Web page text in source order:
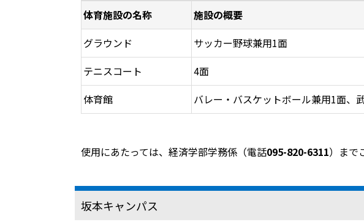
体育施設の名称
施設の概要
グラウンド
サッカー野球兼用1面
テニスコート
4面
体育館
バレー・バスケットボール兼用1面、
使用にあたっては、経済学部学務係（電話095-820-6311）まで
坂本キャンパス